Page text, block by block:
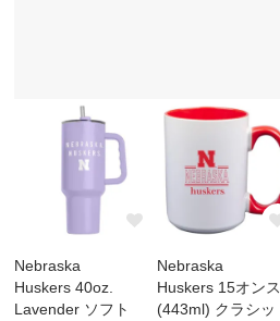
Nebraska
Huskers 40oz.
Lavender ソフト
Nebraska
Huskers 15オンス
(443ml) クラシッ